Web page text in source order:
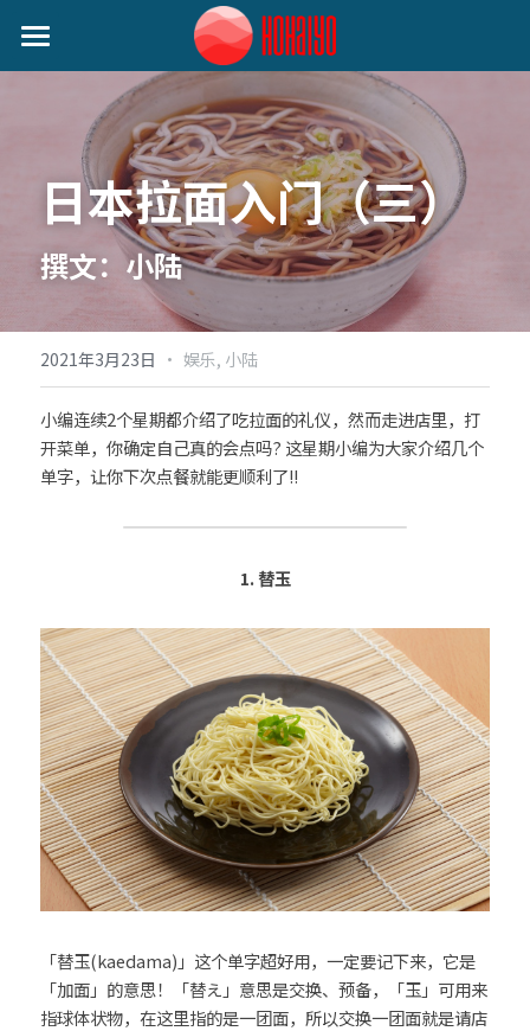
首页
日本动态
音乐类
娱乐类
生活类
作者分类
艺人动态
小野丽莎 (Lisa Ono)
SILENT SIREN (サイレントサイレン)
麦野优衣 (Yui Mugino)
桃知みなみ (Momochi Minami)
谷本贵义(Tanimoto Takayoshi)
EIGHT OF TRIANGLE
26時のマスカレイド（26Jino
angela (アンジェラ)
超ときめき♡宣伝部
CiON（シーオン）
H△G（ハグ）
关注我们
提供技术支持
日本拉面入门（三）
撰文：小陆
2021年3月23日 · 娱乐, 小陆
小编连续2个星期都介绍了吃拉面的礼仪，然而走进店里，打
开菜单，你确定自己真的会点吗? 这星期小编为大家介绍几个
单字，让你下次点餐就能更顺利了!!
1. 替玉
「替玉(kaedama)」这个单字超好用，一定要记下来，它是
「加面」的意思！「替え」意思是交换、预备，「玉」可用来
指球体状物，在这里指的是一团面，所以交换一团面就是请店